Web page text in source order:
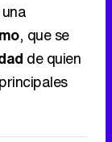
, que se
de quien